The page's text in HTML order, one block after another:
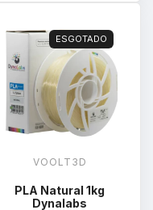
ESGOTADO
VOOLT3D
PLA Natural 1kg
Dynalabs